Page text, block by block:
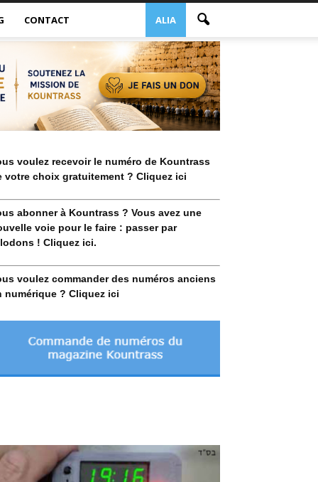
ALIA
CONTACT
voulez recevoir le numéro de Kountrass
votre choix gratuitement ? Cliquez ici
abonner à Kountrass ? Vous avez une
voie pour le faire : passer par
! Cliquez ici.
voulez commander des numéros anciens
numérique ? Cliquez ici